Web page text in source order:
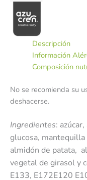
Descripción
Información
Composición
No se recomienda su
deshacerse.
Ingredientes:
glucosa,
almidón de patata,
vegetal de girasol y
E133, E172E120